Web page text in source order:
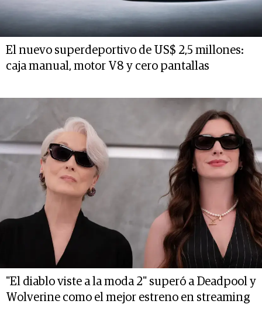
El nuevo superdeportivo de US$ 2,5 millones:
caja manual, motor V8 y cero pantallas
"El diablo viste a la moda 2" superó a Deadpool y
Wolverine como el mejor estreno en streaming